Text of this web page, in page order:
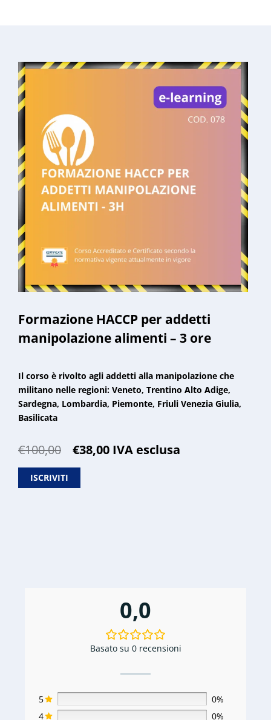
Formazione HACCP per addetti
manipolazione alimenti – 3 ore
Il corso è rivolto agli addetti alla manipolazione che
militano nelle regioni: Veneto, Trentino Alto Adige,
Sardegna, Lombardia, Piemonte, Friuli Venezia Giulia,
Basilicata
€100,00
Il
era:
€38,00IlIVA esclusa
ISCRIVITI
0,0
Basato su 0 recensioni
5
0%
4
0%